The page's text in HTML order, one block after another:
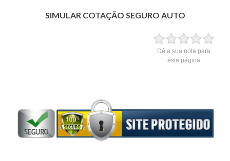
SIMULAR COTAÇÃO SEGURO AUTO
Dê a sua nota para
esta página